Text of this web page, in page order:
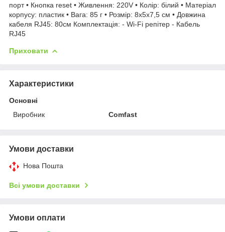
порт • Кнопка reset • Живлення: 220V • Колір: білий • Матеріал
корпусу: пластик • Вага: 85 г • Розмір: 8x5x7,5 см • Довжина
кабеля RJ45: 80см Комплектація: - Wi-Fi репітер - Кабель
RJ45
Приховати
Характеристики
Основні
Виробник
Comfast
Умови доставки
Нова Пошта
Всі умови доставки
Умови оплати